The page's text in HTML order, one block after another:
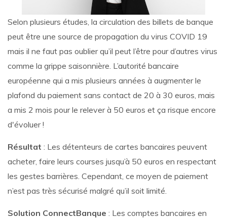
Selon plusieurs études, la circulation des billets de banque
peut être une source de propagation du virus COVID 19
mais il ne faut pas oublier qu’il peut l’être pour d’autres virus
comme la grippe saisonnière. L’autorité bancaire
européenne qui a mis plusieurs années à augmenter le
plafond du paiement sans contact de 20 à 30 euros, mais
a mis 2 mois pour le relever à 50 euros et ça risque encore
d'évoluer !
Résultat : Les détenteurs de cartes bancaires peuvent
acheter, faire leurs courses jusqu’à 50 euros en respectant
les gestes barrières. Cependant, ce moyen de paiement
n’est pas très sécurisé malgré qu’il soit limité.
Solution ConnectBanque : Les comptes bancaires en